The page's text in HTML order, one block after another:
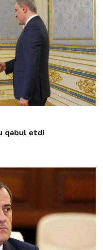
qəbul etdi